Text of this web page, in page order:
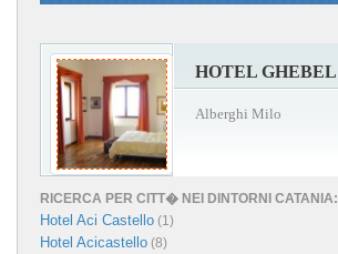
HOTEL GHEBEL
Alberghi Milo
RICERCA PER CITT� NEI DINTORNI CATANIA:
Hotel Aci Castello (1)
Hotel Acicastello (8)